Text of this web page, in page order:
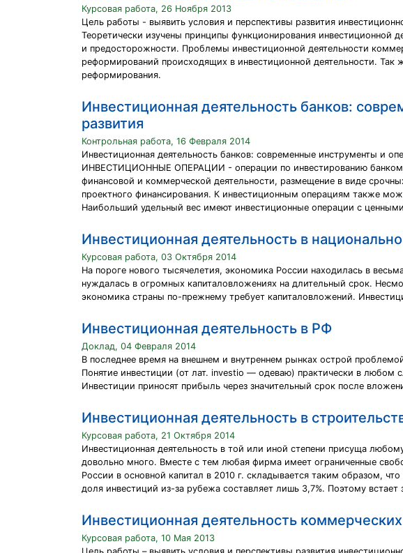
Курсовая работа, 26 Ноября 2013
Цель работы - выявить условия и перспективы развития
Теоретически изучены принципы функционирования инвестиционной
и предосторожности. Проблемы инвестиционной деятельности
реформирований происходящих в инвестиционной деятельности.
реформирования.
Инвестиционная деятельность банков:
развития
Контрольная работа, 16 Февраля 2014
Инвестиционная деятельность банков: современные инструменты и
ИНВЕСТИЦИОННЫЕ ОПЕРАЦИИ - операции по инвестированию банком
финансовой и коммерческой деятельности, размещение в виде
проектного финансирования. К инвестиционным операциям также
Наибольший удельный вес имеют инвестиционные операции с
Инвестиционная деятельность в
Курсовая работа, 03 Октября 2014
На пороге нового тысячелетия, экономика России находилась в
нуждалась в огромных капиталовложениях на длительный срок.
экономика страны по-прежнему требует капиталовложений.
Инвестиционная деятельность в РФ
Доклад, 04 Февраля 2014
В последнее время на внешнем и внутреннем рынках острой
Понятие инвестиции (от лат. investio — одеваю) практически в любом
Инвестиции приносят прибыль через значительный срок после
Инвестиционная деятельность в
Курсовая работа, 21 Октября 2014
Инвестиционная деятельность в той или иной степени присуща
довольно много. Вместе с тем любая фирма имеет ограниченные
России в основной капитал в 2010 г. складывается таким образом,
доля инвестиций из-за рубежа составляет лишь 3,7%. Поэтому
Инвестиционная деятельность
Курсовая работа, 10 Мая 2013